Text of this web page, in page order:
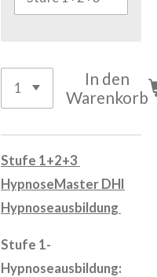
In den
Warenkorb
Stufe 1+2+3
HypnoseMaster DHI
Hypnoseausbildung
Stufe 1-
Hypnoseausbildung: